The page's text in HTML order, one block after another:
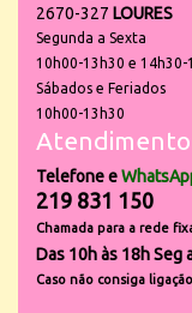
2670-327 LOURES
Segunda a Sexta
10h00-13h30 e 14h30-
Sábados e Feriados
10h00-13h30
Telefone e
219 831 150
Chamada para a rede
Das 10h às 18h Seg
Caso não consiga